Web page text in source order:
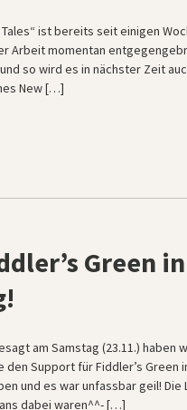
Tales“ ist bereits seit einigen
Arbeit momentan
so wird es in nächster Zeit
New […]
Green
am Samstag (23.11.)
Support für Fiddler’s Green
und es war unfassbar geil!
dabei waren^^- […]